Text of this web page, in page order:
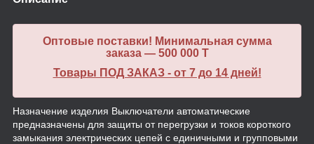
Оптовые поставки! Минимальная сумма
заказа — 500 000 T
Товары ПОД ЗАКАЗ - от 7 до 14 дней!
Назначение изделия Выключатели автоматические
предназначены для защиты от перегрузки и токов короткого
замыкания электрических цепей с единичными и групповыми